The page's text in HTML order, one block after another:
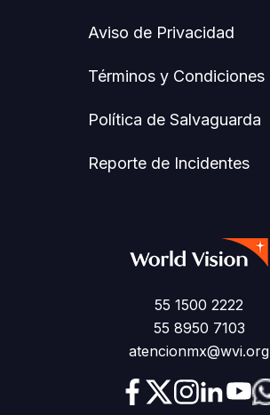
Aviso de Privacidad
Términos y Condiciones
Política de Salvaguarda
Reporte de Incidentes
55 1500 2222
55 8950 7103
atencionmx@wvi.org